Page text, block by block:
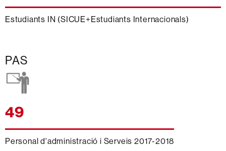
Estudiants IN (SICUE+Estudiants Internacionals)
PAS
49
Personal d'administració i Serveis 2017-2018